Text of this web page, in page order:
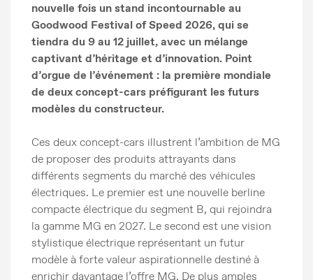
nouvelle fois un stand incontournable au
Goodwood Festival of Speed 2026, qui se
tiendra du 9 au 12 juillet, avec un mélange
captivant d’héritage et d’innovation. Point
d’orgue de l’événement : la première mondiale
de deux concept-cars préfigurant les futurs
modèles du constructeur.
Ces deux concept-cars illustrent l’ambition de MG
de proposer des produits attrayants dans
différents segments du marché des véhicules
électriques. Le premier est une nouvelle berline
compacte électrique du segment B, qui rejoindra
la gamme MG en 2027. Le second est une vision
stylistique électrique représentant un futur
modèle à forte valeur aspirationnelle destiné à
enrichir davantage l’offre MG. De plus amples